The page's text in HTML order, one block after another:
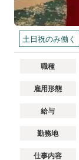
土日祝のみ働く
職種
雇用形態
給与
勤務地
仕事内容